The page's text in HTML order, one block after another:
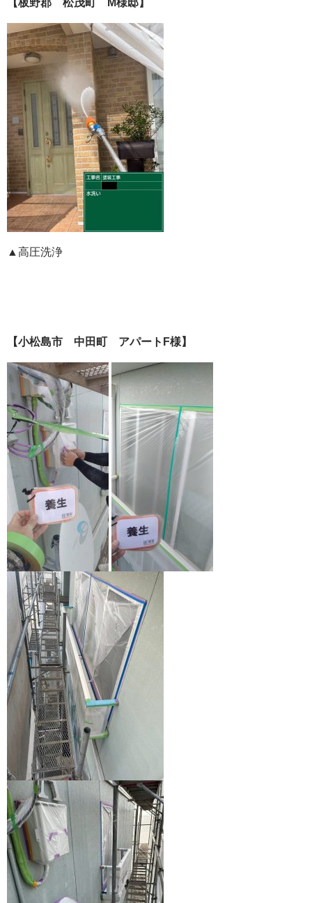
【板野郡 松茂町 M様邸】
▲高圧洗浄
【小松島市 中田町 アパートF様】